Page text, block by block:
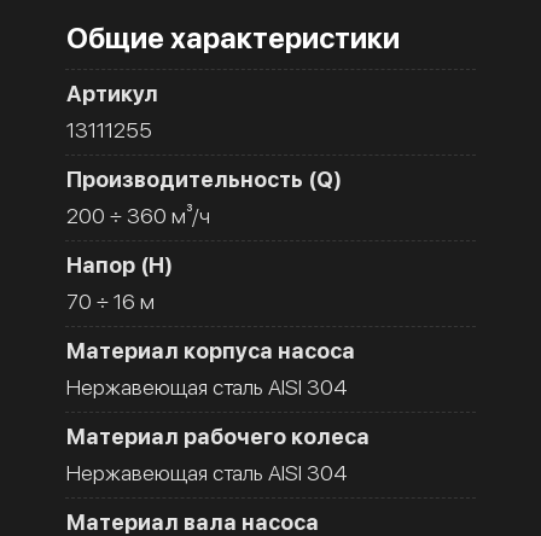
Общие характеристики
Артикул
13111255
Производительность (Q)
200 ÷ 360 м³/ч
Напор (H)
70 ÷ 16 м
Материал корпуса насоса
Нержавеющая сталь AISI 304
Материал рабочего колеса
Нержавеющая сталь AISI 304
Материал вала насоса